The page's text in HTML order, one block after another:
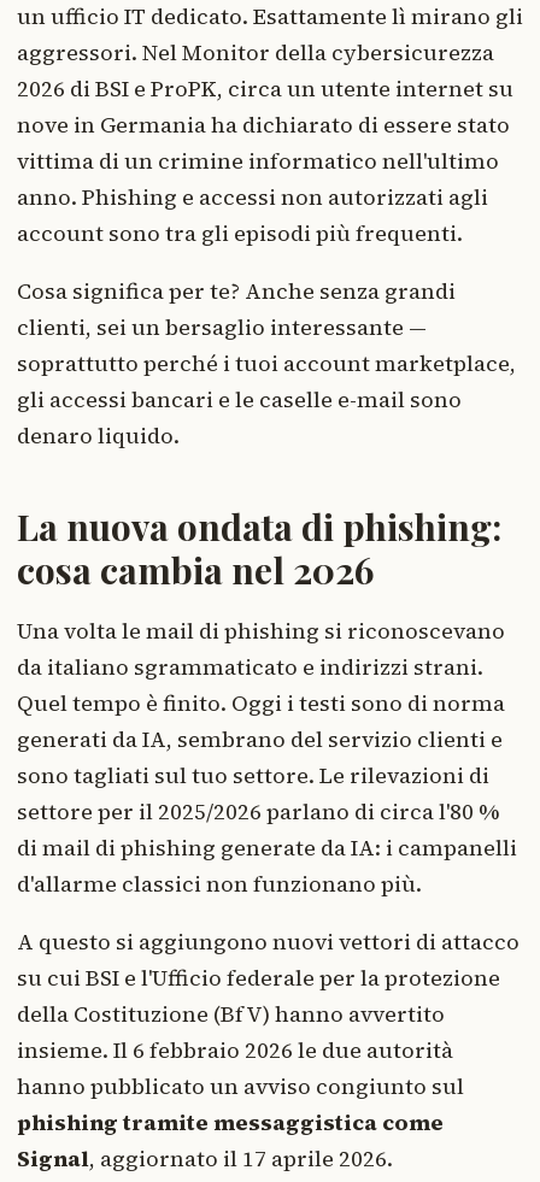
un ufficio IT dedicato. Esattamente lì mirano gli
aggressori. Nel Monitor della cybersicurezza
2026 di BSI e ProPK, circa un utente internet su
nove in Germania ha dichiarato di essere stato
vittima di un crimine informatico nell'ultimo
anno. Phishing e accessi non autorizzati agli
account sono tra gli episodi più frequenti.
Cosa significa per te? Anche senza grandi
clienti, sei un bersaglio interessante —
soprattutto perché i tuoi account marketplace,
gli accessi bancari e le caselle e-mail sono
denaro liquido.
La nuova ondata di phishing:
cosa cambia nel 2026
Una volta le mail di phishing si riconoscevano
da italiano sgrammaticato e indirizzi strani.
Quel tempo è finito. Oggi i testi sono di norma
generati da IA, sembrano del servizio clienti e
sono tagliati sul tuo settore. Le rilevazioni di
settore per il 2025/2026 parlano di circa l'80 %
di mail di phishing generate da IA: i campanelli
d'allarme classici non funzionano più.
A questo si aggiungono nuovi vettori di attacco
su cui BSI e l'Ufficio federale per la protezione
della Costituzione (BfV) hanno avvertito
insieme. Il 6 febbraio 2026 le due autorità
hanno pubblicato un avviso congiunto sul
phishing tramite messaggistica come
Signal, aggiornato il 17 aprile 2026.